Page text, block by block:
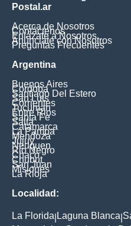
Postal.ar
Acerca de Nosotros
Contáctenos
Enlázate a Nosotros
Anúnciate con Nosotros
Preguntas Frecuentes
Argentina
Buenos Aires
Cordoba
Santiago Del Estero
San Luis
Corrientes
Tucuman
Entre Rios
Santa Fe
Salta
Catamarca
La Pampa
Mendoza
Jujuy
Neuquen
Rio Negro
Chaco
Chubut
San Juan
Misiones
La Rioja
Localidad:
La Florida Laguna Blanca